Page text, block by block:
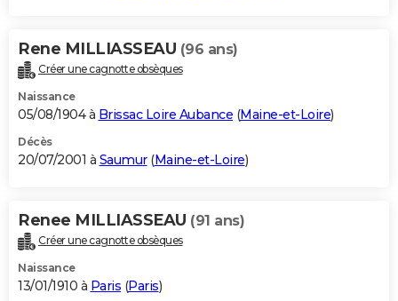
Rene MILLIASSEAU (96 ans)
Créer une cagnotte obsèques
Naissance
05/08/1904 à Brissac Loire Aubance (Maine-et-Loire)
Décès
20/07/2001 à Saumur(Maine-et-Loire)
Renee MILLIASSEAU (91 ans)
Créer une cagnotte obsèques
Naissance
13/01/1910 à Paris (Paris)